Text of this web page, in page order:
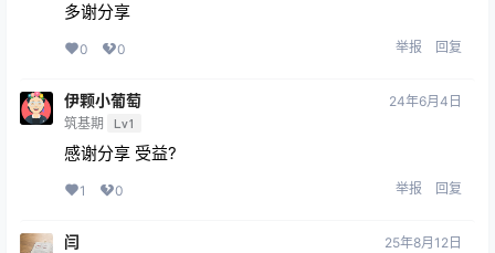
多谢分享
0 0 举报 回复
伊颗小葡萄
筑基期 Lv1
24年6月4日
感谢分享 受益?
1 0 举报 回复
闫 25年8月12日